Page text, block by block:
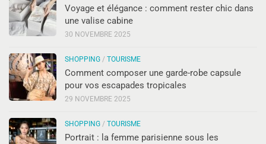
Voyage et élégance : comment rester chic dans
une valise cabine
30 NOVEMBRE 2025
SHOPPING / TOURISME
Comment composer une garde-robe capsule
pour vos escapades tropicales
29 NOVEMBRE 2025
SHOPPING / TOURISME
Portrait : la femme parisienne sous les